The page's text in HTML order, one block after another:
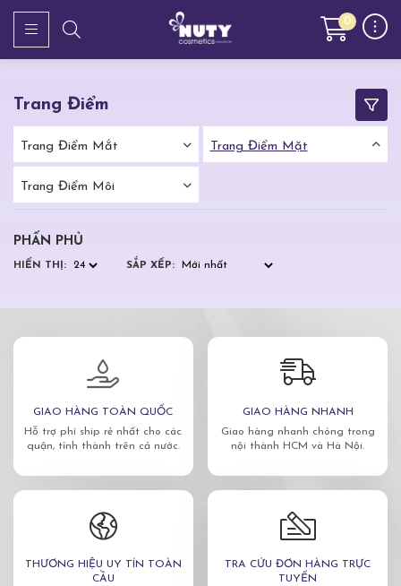
0
Trang Điểm
Trang Điểm Mắt Trang Điểm Mặt
Trang Điểm Môi
PHẤN PHỦ
HIỂN THỊ: SẮP XẾP:
GIAO HÀNG TOÀN QUỐC
Hỗ trợ phí ship rẻ nhất cho các
quận, tỉnh thành trên cả nước.
GIAO HÀNG NHANH
Giao hàng nhanh chóng trong
nội thành HCM và Hà Nội.
THƯƠNG HIỆU UY TÍN TOÀN
CẦU
TRA CỨU ĐƠN HÀNG TRỰC
TUYẾN